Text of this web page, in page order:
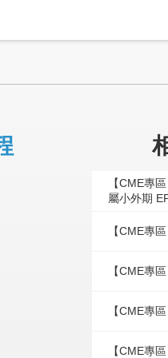
【CME專
屬小外期
【CME專
【CME專
【CME專
【CME專